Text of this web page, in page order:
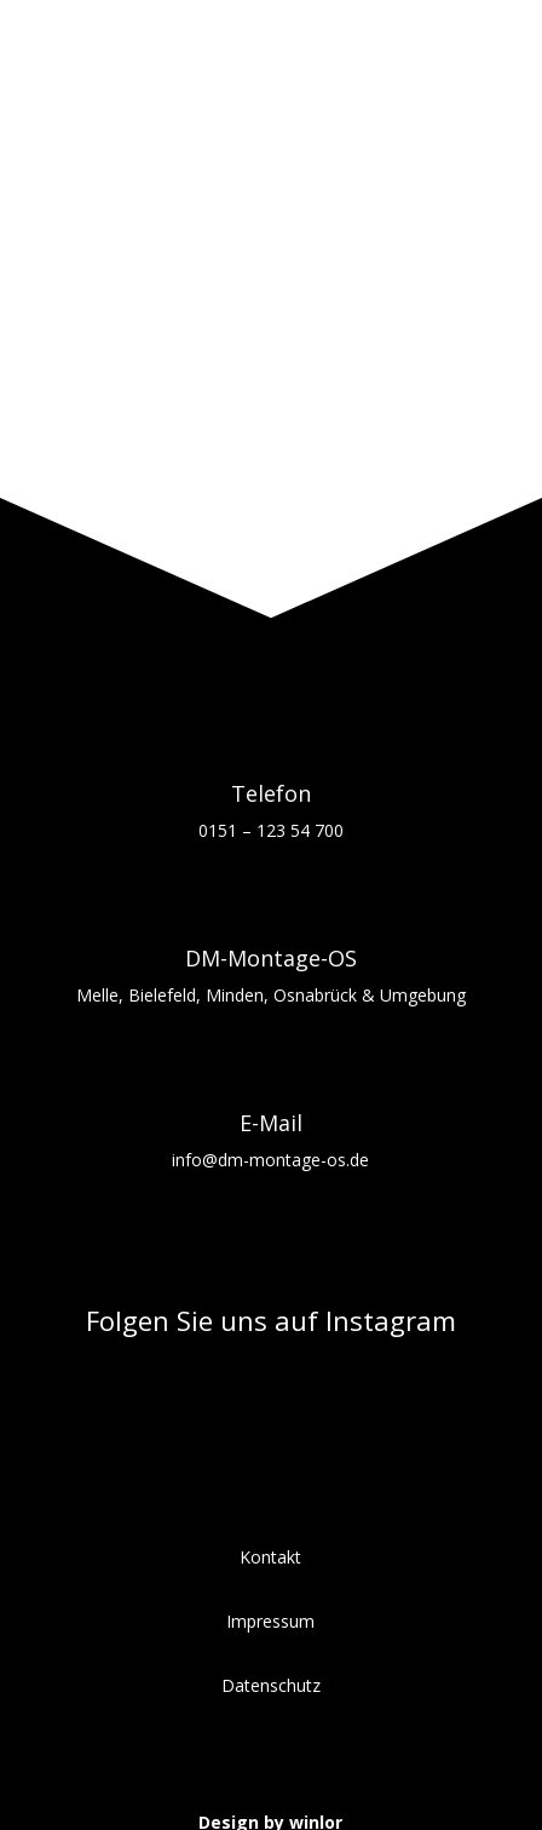
Telefon
0151 – 123 54 700
DM-Montage-OS
Melle, Bielefeld, Minden, Osnabrück & Umgebung
E-Mail
info@dm-montage-os.de
Folgen Sie uns auf Instagram
Kontakt
Impressum
Datenschutz
Design by winlor